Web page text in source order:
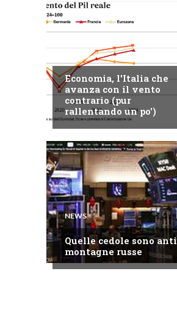
Economia, l'Italia che
avanza con il vento
contrario (pur
rallentando un po')
NEWS
Quelle cedole sono
montagne russe